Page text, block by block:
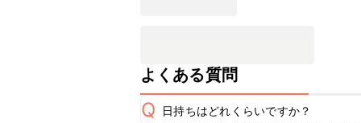
よくある質問
Q 日持ちはどれくらいですか？